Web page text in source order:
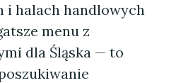
i halach handlowych
menu z
dla Śląska — to